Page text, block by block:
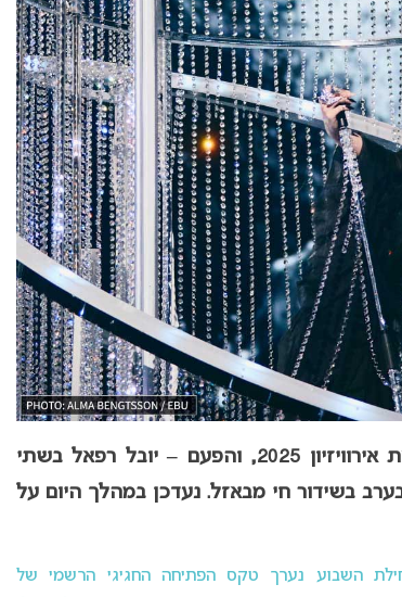
ישראל באירוויזיון 2025: היום יימשכו החזרות לקראת אירוויזיון 2025, והפעם – יובל רפאל בשתי
בשידור חי מבאזל. נעדכן במהלך היום על
השבוע נערך טקס הפתיחה החגיגי הרשמי של